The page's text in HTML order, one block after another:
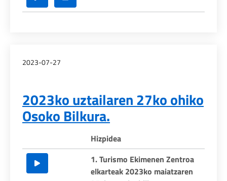
2023-07-27
2023ko uztailaren 27ko ohiko
Osoko Bilkura.
Hizpidea
1. Turismo Ekimenen Zentroa
elkarteak 2023ko maiatzaren